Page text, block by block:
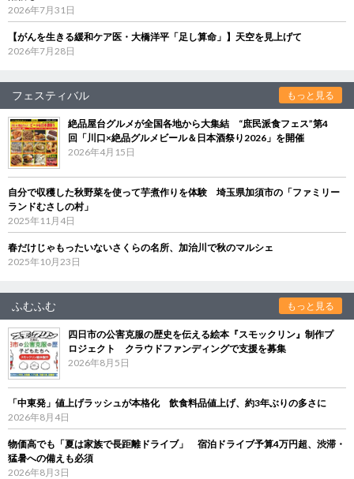
2026年7月31日
【がんを生きる緩和ケア医・大橋洋平「足し算命」】天空を見上げて
2026年7月28日
フェスティバル もっと見る
絶品屋台グルメが全国各地から大集結 “庶民派食フェス”第4
回「川口×絶品グルメビール＆日本酒祭り2026」を開催
2026年4月15日
自分で収穫した秋野菜を使って芋煮作りを体験 埼玉県加須市の「ファミリー
ランドむさしの村」
2025年11月4日
春だけじゃもったいないさくらの名所、加治川で秋のマルシェ
2025年10月23日
ふむふむ もっと見る
四日市の公害克服の歴史を伝える絵本『スモックリン』制作プ
ロジェクト クラウドファンディングで支援を募集
2026年8月5日
「中東発」値上げラッシュが本格化 飲食料品値上げ、約3年ぶりの多さに
2026年8月4日
物価高でも「夏は家族で長距離ドライブ」 宿泊ドライブ予算4万円超、渋滞・
猛暑への備えも必須
2026年8月3日